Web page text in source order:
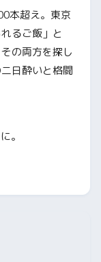
本超え。東京
るご飯」と
の両方を探し
日酔いと格闘
。